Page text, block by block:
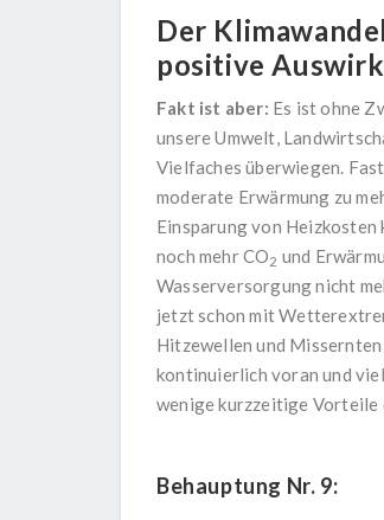
Der
positive
Fakt ist aber: Es ist ohne
unsere Umwelt,
Vielfaches überwiegen.
moderate Erwärmung zu
Einsparung von Heizkosten
noch mehr CO2 und
Wasserversorgung nicht
jetzt schon mit
Hitzewellen und
kontinuierlich voran und
wenige kurzzeitige Vorteile
Behauptung Nr. 9: